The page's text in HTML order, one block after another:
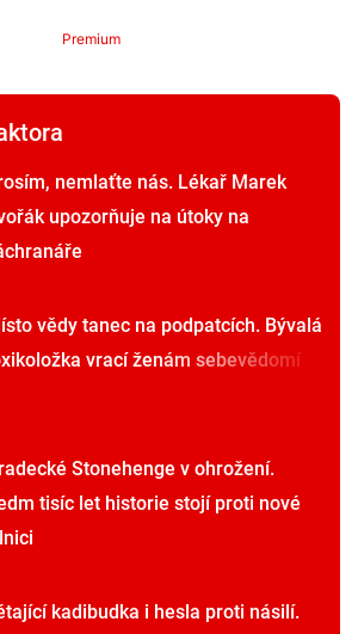
Premium
nemlaťte nás. Lékař Marek
upozorňuje na útoky na
vědy tanec na podpatcích. Bývalá
vrací ženám sebevědomí
Stonehenge v ohrožení.
tisíc let historie stojí proti nové
kadibudka i hesla proti násilí.